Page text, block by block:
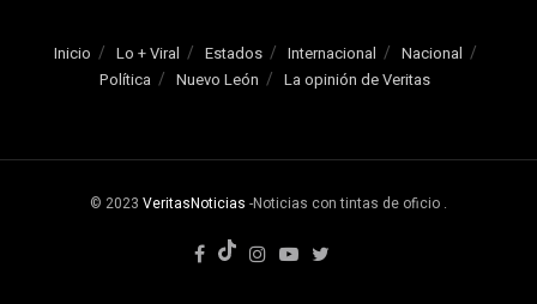
Inicio Lo + Viral Estados Internacional
Nacional
Política
Nuevo León La opinión de Veritas
© 2023 VeritasNoticias -Noticias con tintas de oficio .